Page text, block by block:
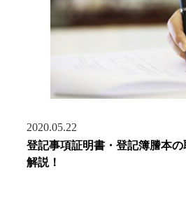
2020.05.22
登記事項証明書・登記簿謄本
解説！